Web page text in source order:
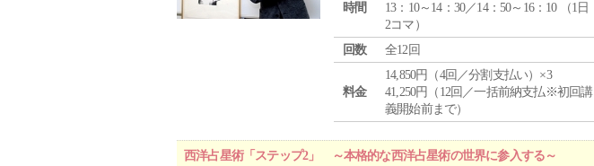
時間
13：10～14：30／14：50～16：10 （1日
2コマ）
回数
全12回
料金
14,850円（4回／分割支払い）×3
41,250円（12回／一括前納支払※初回講
義開始前まで）
西洋占星術「ステップ2」 ～本格的な西洋占星術の世界に参入する～